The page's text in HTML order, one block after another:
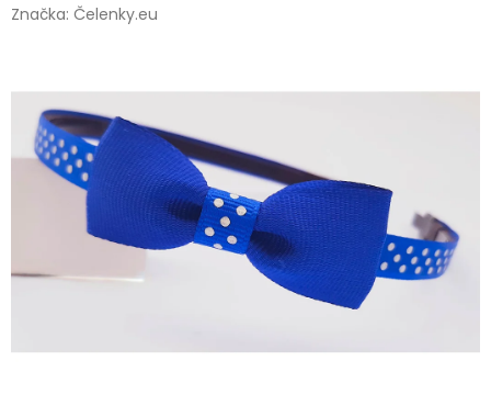
Značka: Čelenky.eu